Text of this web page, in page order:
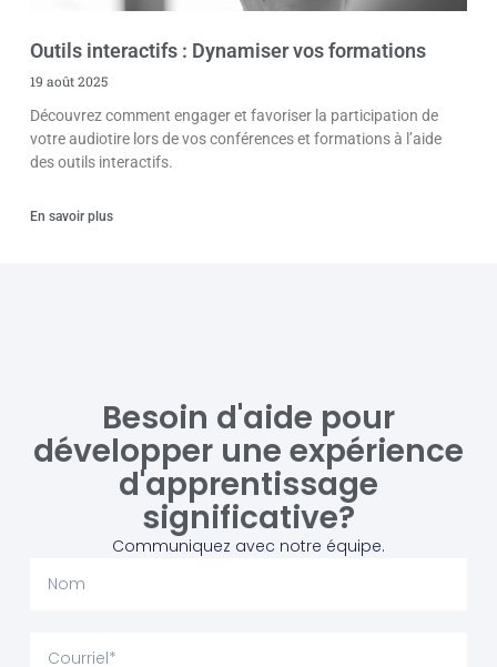
Outils interactifs : Dynamiser vos formations
19 août 2025
Découvrez comment engager et favoriser la participation de
votre audiotire lors de vos conférences et formations à l’aide
des outils interactifs.
En savoir plus
Besoin d'aide pour
développer une expérience
d'apprentissage
significative?
Communiquez avec notre équipe.